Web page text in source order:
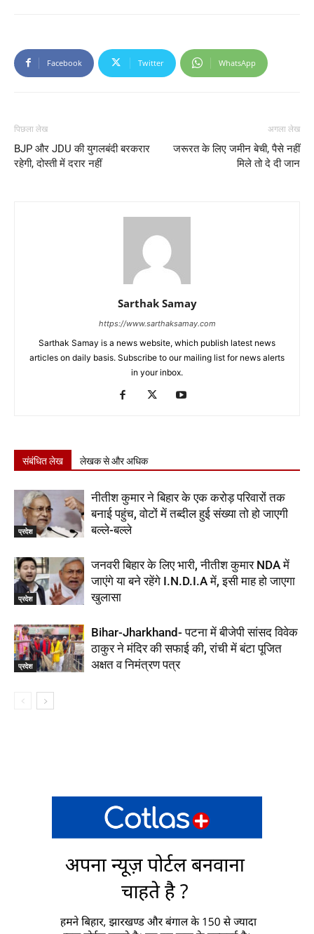
Facebook Twitter WhatsApp
पिछला लेख
BJP और JDU की युगलबंदी बरकरार
रहेगी, दोस्ती में दरार नहीं
अगला लेख
जरूरत के लिए जमीन बेची, पैसे नहीं
मिले तो दे दी जान
Sarthak Samay
https://www.sarthaksamay.com
Sarthak Samay is a news website, which publish latest news
articles on daily basis. Subscribe to our mailing list for news alerts
in your inbox.
संबंधित लेख लेखक से और अधिक
प्रदेश
नीतीश कुमार ने बिहार के एक करोड़ परिवारों तक
बनाई पहुंच, वोटों में तब्दील हुई संख्या तो हो जाएगी
बल्ले-बल्ले
प्रदेश
जनवरी बिहार के लिए भारी, नीतीश कुमार NDA में
जाएंगे या बने रहेंगे I.N.D.I.A में, इसी माह हो जाएगा
खुलासा
प्रदेश
Bihar-Jharkhand- पटना में बीजेपी सांसद विवेक
ठाकुर ने मंदिर की सफाई की, रांची में बंटा पूजित
अक्षत व निमंत्रण पत्र